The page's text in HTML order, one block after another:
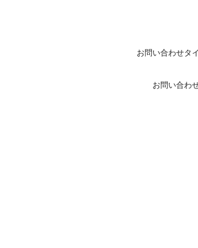
お問い合わせタ
お問い合わ